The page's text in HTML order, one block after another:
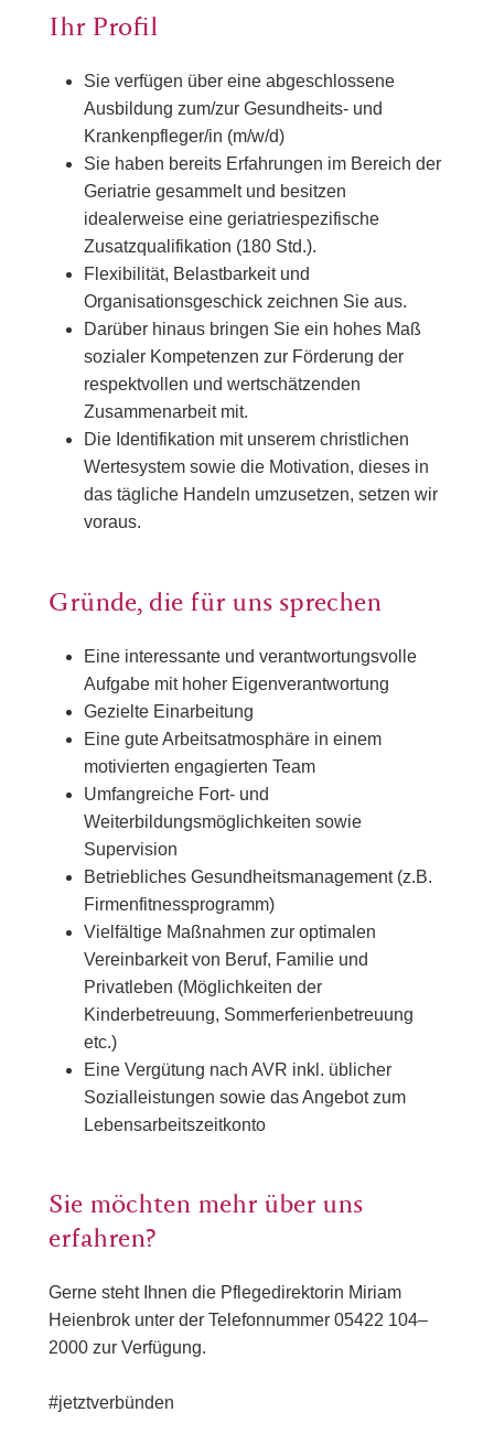
Ihr Profil
Sie verfügen über eine abgeschlossene
Ausbildung zum/zur Gesundheits- und
Krankenpfleger/in (m/w/d)
Sie haben bereits Erfahrungen im Bereich der
Geriatrie gesammelt und besitzen
idealerweise eine geriatriespezifische
Zusatzqualifikation (180 Std.).
Flexibilität, Belastbarkeit und
Organisationsgeschick zeichnen Sie aus.
Darüber hinaus bringen Sie ein hohes Maß
sozialer Kompetenzen zur Förderung der
respektvollen und wertschätzenden
Zusammenarbeit mit.
Die Identifikation mit unserem christlichen
Wertesystem sowie die Motivation, dieses in
das tägliche Handeln umzusetzen, setzen wir
voraus.
Gründe, die für uns sprechen
Eine interessante und verantwortungsvolle
Aufgabe mit hoher Eigenverantwortung
Gezielte Einarbeitung
Eine gute Arbeitsatmosphäre in einem
motivierten engagierten Team
Umfangreiche Fort- und
Weiterbildungsmöglichkeiten sowie
Supervision
Betriebliches Gesundheitsmanagement (z.B.
Firmenfitnessprogramm)
Vielfältige Maßnahmen zur optimalen
Vereinbarkeit von Beruf, Familie und
Privatleben (Möglichkeiten der
Kinderbetreuung, Sommerferienbetreuung
etc.)
Eine Vergütung nach AVR inkl. üblicher
Sozialleistungen sowie das Angebot zum
Lebensarbeitszeitkonto
Sie möchten mehr über uns
erfahren?
Gerne steht Ihnen die Pflegedirektorin Miriam
Heienbrok unter der Telefonnummer 05422 104–
2000 zur Verfügung.
#jetztverbünden